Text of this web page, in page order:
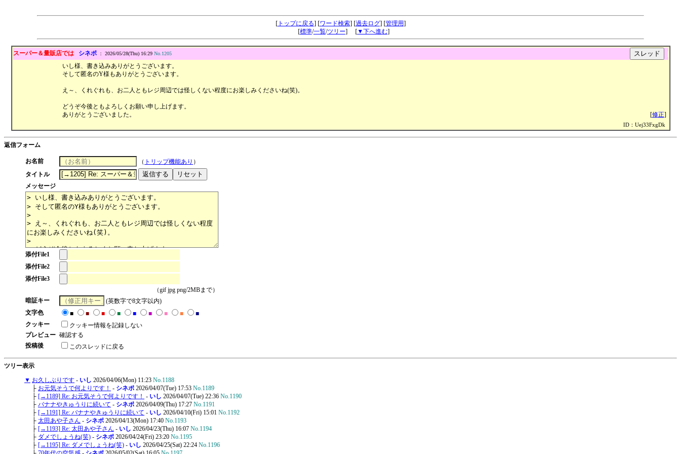
[トップに戻る] [ワード検索] [過去ログ] [管理用]
[標準/一覧/ツリー] [▼下へ進む]
スーパー＆量販店では シネポ： 2026/05/28(Thu) 16:29 No.1205
いし様、書き込みありがとうございます。
そして匿名のY様もありがとうございます。
え～、くれぐれも、お二人ともレジ周辺では怪しくない程度にお楽しみくださいね(笑)。
どうぞ今後ともよろしくお願い申し上げます。
ありがとうございました。
[修正]
ID：Uej33FxgDk
返信フォーム
お名前 （ トリップ機能あり ）
タイトル
メッセージ
添付File1
添付File2
添付File3
（gif jpg png/2MBまで）
暗証キー
(英数字で8文字以内)
文字色
■ ■ ■ ■ ■ ■ ■ ■
■
クッキー
クッキー情報を記録しない
プレビュー 確認する
投稿後
このスレッドに戻る
ツリー表示
▼ お久しぶりです - いし 2026/04/06(Mon) 11:23 No.1188
├ お元気そうで何よりです！ - シネポ 2026/04/07(Tue) 17:53 No.1189
├ [→1189] Re: お元気そうで何よりです！ - いし 2026/04/07(Tue) 22:36 No.1190
├ バナナやきゅうりに続いて - シネポ 2026/04/09(Thu) 17:27 No.1191
├ [→1191] Re: バナナやきゅうりに続いて - いし 2026/04/10(Fri) 15:01 No.1192
├ 太田あや子さん - シネポ 2026/04/13(Mon) 17:40 No.1193
├ [→1193] Re: 太田あや子さん - いし 2026/04/23(Thu) 16:07 No.1194
├ ダメでしょうね(笑) - シネポ 2026/04/24(Fri) 23:20 No.1195
├ [→1195] Re: ダメでしょうね(笑) - いし 2026/04/25(Sat) 22:24 No.1196